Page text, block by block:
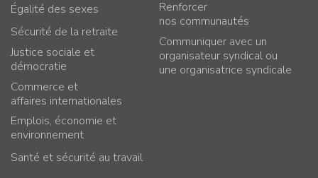
Égalité des sexes
Sécurité de la retraite
Justice sociale et
démocratie
Commerce et
affaires internationales
Emplois, économie et
environnement
Santé et sécurité au travail
Renforcer
nos communautés
Communiquer avec un
organisateur syndical ou
une organisatrice syndicale